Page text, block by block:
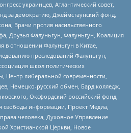
украинцев, Атлантический совет,
за демократию, Джеймстаунский фонд,
Врачи против насильственного
Друзья Фалуньгун, Фалуньгун, Коалиция
в отношении Фалуньгун в Китае,
преследований Фалуньгун,
школ политических
Центр либеральной современности,
Немецко-русский обмен, Бард колледж,
Оксфордский российский фонд,
свободы информации, Проект Медиа,
человека, Духовное Управление
Христианской Церкви, Новое